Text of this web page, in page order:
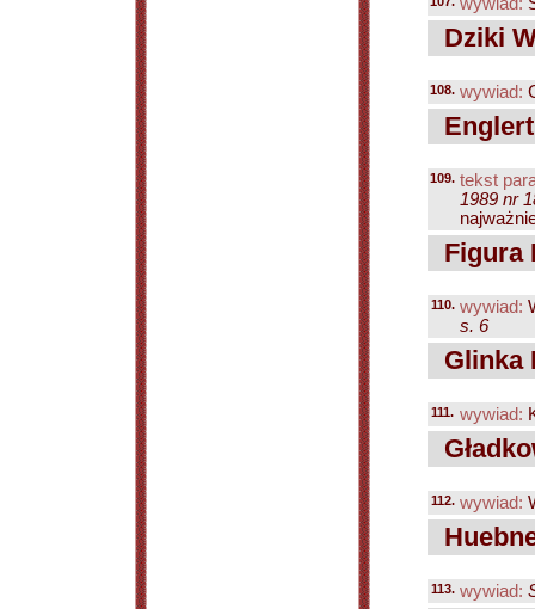
Dziki
108. wywiad:
109. tekst
1989 nr
Figura
110. wywiad:
s. 6
Glinka
111. wywiad:
112. wywiad:
113. wywiad: